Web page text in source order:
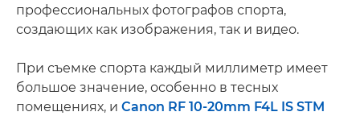
профессиональных фотографов спорта,
создающих как изображения, так и видео.
При съемке спорта каждый миллиметр имеет
большое значение, особенно в тесных
помещениях, и Canon RF 10-20mm F4L IS STM